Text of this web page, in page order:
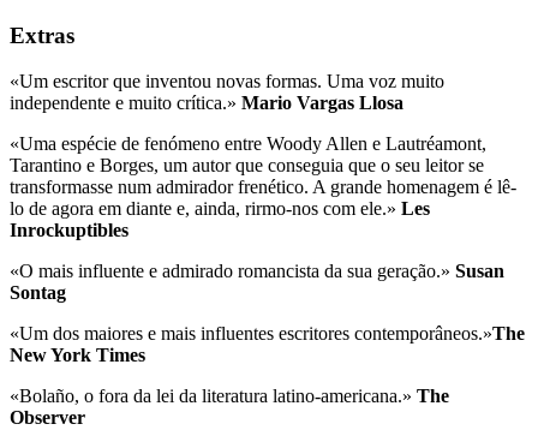
Extras
«Um escritor que inventou novas formas. Uma voz muito
independente e muito crítica.» Mario Vargas Llosa
«Uma espécie de fenómeno entre Woody Allen e Lautréamont,
Tarantino e Borges, um autor que conseguia que o seu leitor se
transformasse num admirador frenético. A grande homenagem é lê-
lo de agora em diante e, ainda, rirmo-nos com ele.» Les
Inrockuptibles
«O mais influente e admirado romancista da sua geração.» Susan
Sontag
«Um dos maiores e mais influentes escritores contemporâneos.»The
New York Times
«Bolaño, o fora da lei da literatura latino-americana.» The
Observer